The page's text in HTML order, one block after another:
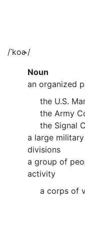
/ˈkoɚ/
Noun
an organized
the U.S.
the Army
the Signal
a large
divisions
a group of
activity
a corps of